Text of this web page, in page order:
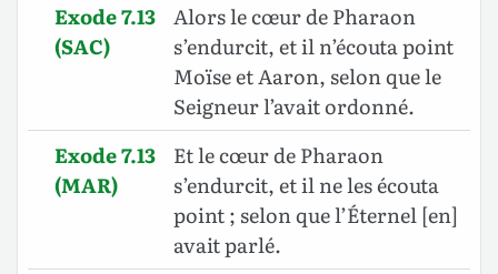
Exode 7.13
(SAC)
Alors le cœur de Pharaon
s’endurcit, et il n’écouta point
Moïse et Aaron, selon que le
Seigneur l’avait ordonné.
Exode 7.13
(MAR)
Et le cœur de Pharaon
s’endurcit, et il ne les écouta
point ; selon que l’Éternel [en]
avait parlé.